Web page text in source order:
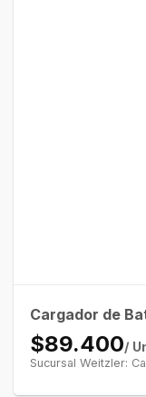
Cargador de
$89.400/
Sucursal Weitzler: